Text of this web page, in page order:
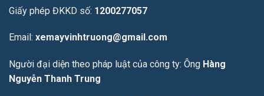
Giấy phép ĐKKD số: 1200277057
Email: xemayvinhtruong@gmail.com
Người đại diện theo pháp luật của công ty: Ông Hàng
Nguyễn Thanh Trung